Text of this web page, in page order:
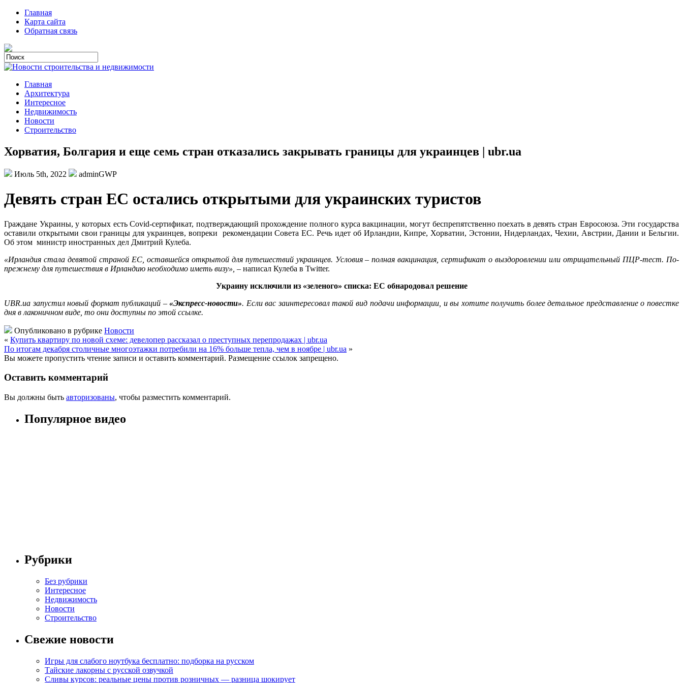
Главная
Карта сайта
Обратная связь
Главная
Архитектура
Интересное
Недвижимость
Новости
Строительство
Хорватия, Болгария и еще семь стран отказались закрывать границы для украинцев | ubr.ua
Июль 5th, 2022 adminGWP
Дeвять стран ЕС остались открытыми для украинских туристов
Граждане Украины, у которых есть Covid-сертификат, подтверждающий прохождение полного курса вакцинации, могут беспрепятственно поехать в девять стран Евросоюза. Эти государства
оставили открытыми свои границы для украинцев, вопреки рекомендации Совета ЕС. Речь идет об Ирландии, Кипре, Хорватии, Эстонии, Нидерландах, Чехии, Австрии, Дании и Бельгии.
Об этом министр иностранных дел Дмитрий Кулеба.
«Ирландия стала девятой страной ЕС, оставшейся открытойдля путешествий украинцев. Условия – полная вакцинация, сертификат о выздоровлении или отрицательный ПЦР-тест. По-
прежнему для путешествия в Ирландию необходимо иметь визу», – написал Кулеба в Twitter.
Украину исключили из «зеленого» списка: ЕС обнародовал решение
UBR.ua запустил новый формат публикаций –«Экспресс-новости». Если вас заинтересовал такой вид подачи информации, и вы хотите получить более детальное представление о повестке
дня в лаконичном виде, то они доступны по этой ссылке.
Опубликовано в рубрике Новости
« Купить квартиру по новой схеме: девелопер рассказал о преступных перепродажах | ubr.ua
По итогам декабря столичные многоэтажки потребили на 16% больше тепла, чем в ноябре | ubr.ua »
Вы можете пропустить чтение записи и оставить комментарий. Размещение ссылок запрещено.
Оставить комментарий
Вы должны быть авторизованы, чтобы разместить комментарий.
Популярное видео
Рубрики
Без рубрики
Интересное
Недвижимость
Новости
Строительство
Свежие новости
Игры для слабого ноутбука бесплатно: подборка на русском
Тайские лакорны с русской озвучкой
Сливы курсов: реальные цены против розничных — разница шокирует